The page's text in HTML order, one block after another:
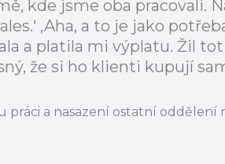
kde jsme oba pracovali.
‚Aha, a to je jako
a platila mi výplatu. Žil
že si ho klienti kupují
a nasazení ostatní oddělení